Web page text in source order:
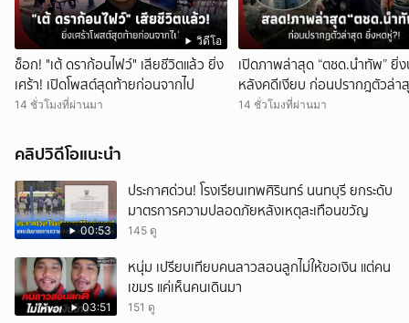
วิดีโอ
ช็อก! "เต้ ดราก้อนไฟว์" เสียชีวิตแล้ว ยิ่ง
เศร้า! เปิดโพสต์สุดท้ายก่อนจากไป
14 ชั่วโมงที่ผ่านมา
เปิดภาพล่าสุด “ตชด.นำทัพ” ยิ่
หลังคดีเงียบ ก่อนปรากฎตัวล่า
หดหู่?!
14 ชั่วโมงที่ผ่านมา
คลิปวิดีโอแนะนำ
00:53
ประกาศด่วน! โรงเรียนเทพศิรินทร์ นนทบุรี ยกระดับ
มาตรการความปลอดภัยหลังเหตุสะเทือนขวัญ
145 ดู
03:51
หนุ่ม เปรียบเทียบคนลาวสอนลูกไม่ให้ขอเงิน แต่คน
เขมร แค่เห็นคนเดินมา
151 ดู